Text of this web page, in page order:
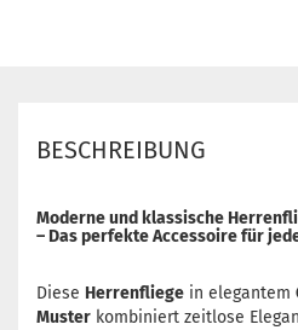
BESCHREIBUNG
Moderne und klassische
– Das perfekte Accessoire für
Diese Herrenfliege in elegantem
Muster kombiniert zeitlose